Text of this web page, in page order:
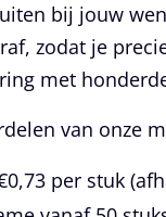
bij jouw
zodat je
met
van onze
per stuk